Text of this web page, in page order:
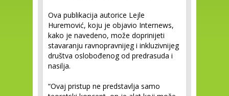
Ova publikacija autorice Lejle
Huremović, koju je objavio Internews,
kako je navedeno, može doprinijeti
stavaranju ravnopravnijeg i inkluzivnijeg
društva oslobođenog od predrasuda i
nasilja.
“Ovaj pristup ne predstavlja samo